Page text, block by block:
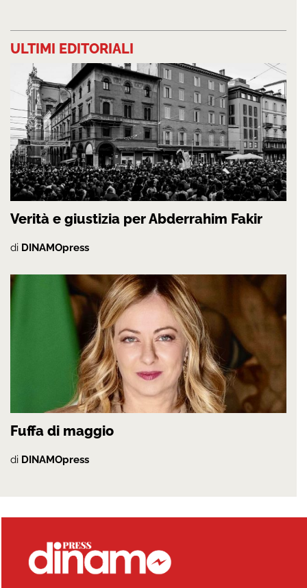
ULTIMI EDITORIALI
Verità e giustizia per Abderrahim Fakir
di DINAMOpress
Fuffa di maggio
di DINAMOpress